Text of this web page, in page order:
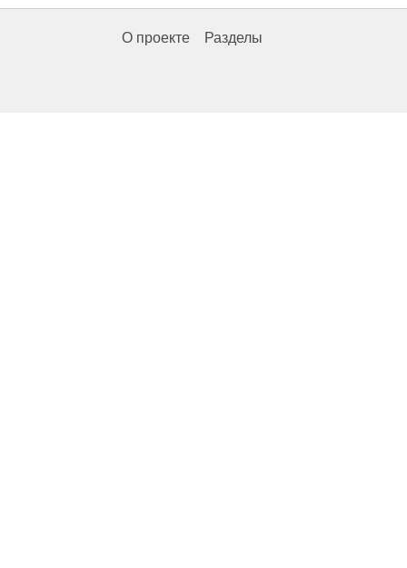
О проекте Разделы